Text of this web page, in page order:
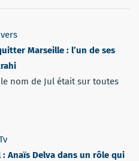
Marseille : l’un de ses
nom de Jul était sur toutes
Anaïs Delva dans un rôle qui